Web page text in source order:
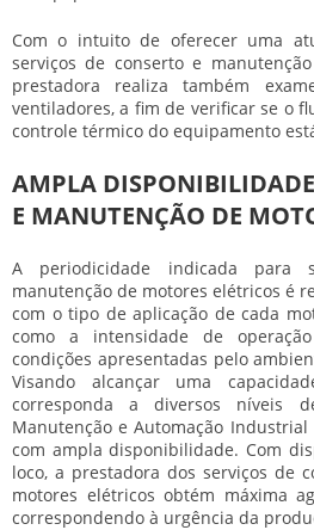
Com o intuito de oferecer uma
serviços de conserto e
prestadora realiza também
ventiladores, a fim de verificar se o
controle térmico do equipamento
AMPLA
E MANUTENÇÃO DE
A periodicidade indicada para
manutenção de motores elétricos é
com o tipo de aplicação de cada
como a intensidade de
condições apresentadas pelo
Visando alcançar uma
corresponda a diversos níveis
Manutenção e Automação
com ampla disponibilidade. Com
loco, a prestadora dos serviços de
motores elétricosobtém máxima
correspondendo à urgência da